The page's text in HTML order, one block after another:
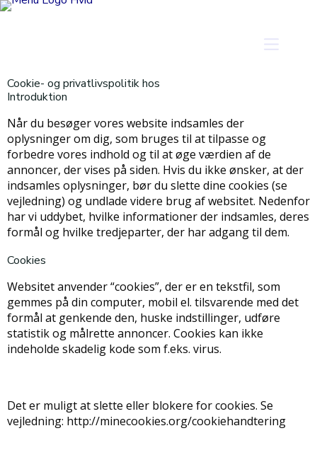
Cookie- og privatlivspolitik hos
Introduktion
Når du besøger vores website indsamles der
oplysninger om dig, som bruges til at tilpasse og
forbedre vores indhold og til at øge værdien af de
annoncer, der vises på siden. Hvis du ikke ønsker, at der
indsamles oplysninger, bør du slette dine cookies (se
vejledning) og undlade videre brug af websitet. Nedenfor
har vi uddybet, hvilke informationer der indsamles, deres
formål og hvilke tredjeparter, der har adgang til dem.
Cookies
Websitet anvender “cookies”, der er en tekstfil, som
gemmes på din computer, mobil el. tilsvarende med det
formål at genkende den, huske indstillinger, udføre
statistik og målrette annoncer. Cookies kan ikke
indeholde skadelig kode som f.eks. virus.
Det er muligt at slette eller blokere for cookies. Se
vejledning: http://minecookies.org/cookiehandtering